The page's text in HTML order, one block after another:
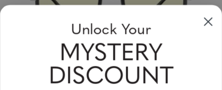
Barron - Lunettes de Vue
320.00 € 256,00incl. VAT
Unlock Your
MYSTERY
DISCOUNT